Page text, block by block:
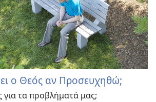
ο Θεός αν Προσευχηθώ;
για τα προβλήματά μας;